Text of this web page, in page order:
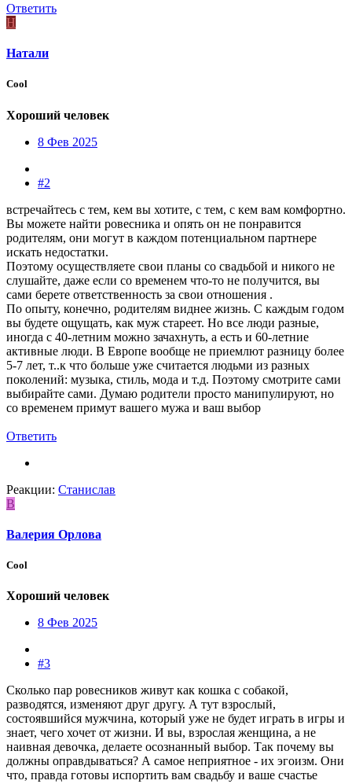
Ответить
Н
Натали
Cool
Хороший человек
8 Фев 2025
#2
встречайтесь с тем, кем вы хотите, с тем, с кем вам комфортно.
Вы можете найти ровесника и опять он не понравится
родителям, они могут в каждом потенциальном партнере
искать недостатки.
Поэтому осуществляете свои планы со свадьбой и никого не
слушайте, даже если со временем что-то не получится, вы
сами берете ответственность за свои отношения .
По опыту, конечно, родителям виднее жизнь. С каждым годом
вы будете ощущать, как муж стареет. Но все люди разные,
иногда с 40-летним можно зачахнуть, а есть и 60-летние
активные люди. В Европе вообще не приемлют разницу более
5-7 лет, т..к что больше уже считается людьми из разных
поколений: музыка, стиль, мода и т.д. Поэтому смотрите сами
выбирайте сами. Думаю родители просто манипулируют, но
со временем примут вашего мужа и ваш выбор
Ответить
Реакции: Станислав
В
Валерия Орлова
Cool
Хороший человек
8 Фев 2025
#3
Сколько пар ровесников живут как кошка с собакой,
разводятся, изменяют друг другу. А тут взрослый,
состоявшийся мужчина, который уже не будет играть в игры и
знает, чего хочет от жизни. И вы, взрослая женщина, а не
наивная девочка, делаете осознанный выбор. Так почему вы
должны оправдываться? А самое неприятное - их эгоизм. Они
что, правда готовы испортить вам свадьбу и ваше счастье